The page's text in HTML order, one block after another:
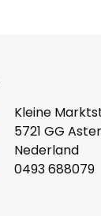
Kleine
5721 GG
Nederland
0493 688079